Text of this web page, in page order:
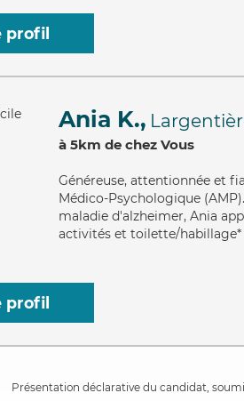
profil
Ania K.,
à 5km de chez Vous
Généreuse, attentionnée et
Médico-Psychologique
maladie d'alzheimer, Ania
activités et toilette/habillage*
profil
Présentation déclarative du candidat,